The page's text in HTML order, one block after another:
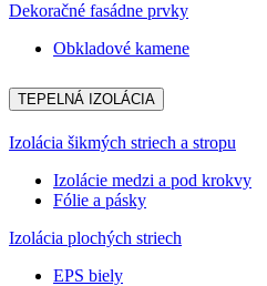
Dekoračné fasádne prvky
Obkladové kamene
TEPELNÁ IZOLÁCIA
Izolácia šikmých striech a stropu
Izolácie medzi a pod krokvy
Fólie a pásky
Izolácia plochých striech
EPS biely